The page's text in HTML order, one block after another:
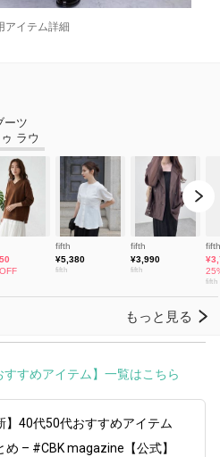
アイテム詳細
すめアイテム】一覧はこちら
】40代50代おすすめアイテム
め – #CBK magazine【公式】